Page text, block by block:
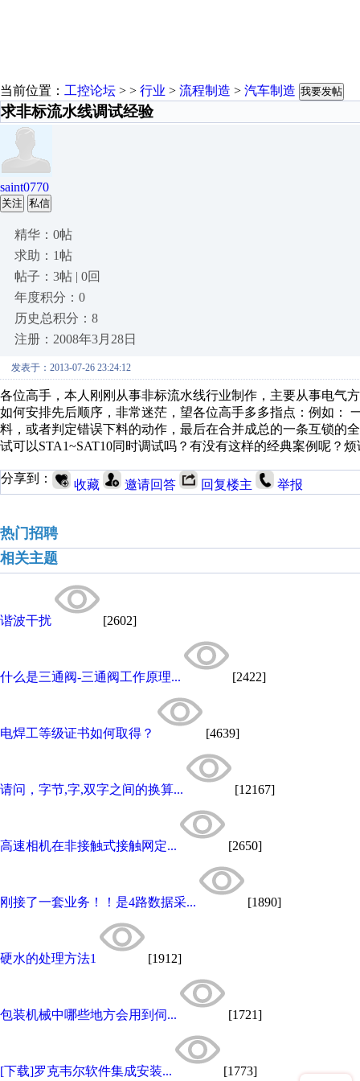
当前位置： 工控论坛 > > 行业 > 流程制造 > 汽车制造 我要发帖
求非标流水线调试经验
saint0770
关注 私信
精华：0帖
求助：1帖
帖子：3帖 | 0回
年度积分：0
历史总积分：8
注册：2008年3月28日
发表于：2013-07-26 23:24:12
各位高手，本人刚刚从事非标流水线行业制作，主要从事电气
如何安排先后顺序，非常迷茫，望各位高手多多指点：例如：
料，或者判定错误下料的动作，最后在合并成总的一条互锁的
试可以STA1~SAT10同时调试吗？有没有这样的经典案例呢？
分享到： 收藏 邀请回答 回复楼主 举报
热门招聘
相关主题
谐波干扰 [2602]
什么是三通阀-三通阀工作原理... [2422]
电焊工等级证书如何取得？ [4639]
请问，字节,字,双字之间的换算... [12167]
高速相机在非接触式接触网定... [2650]
刚接了一套业务！！是4路数据采... [1890]
硬水的处理方法1 [1912]
包装机械中哪些地方会用到伺... [1721]
[下载]罗克韦尔软件集成安装... [1773]